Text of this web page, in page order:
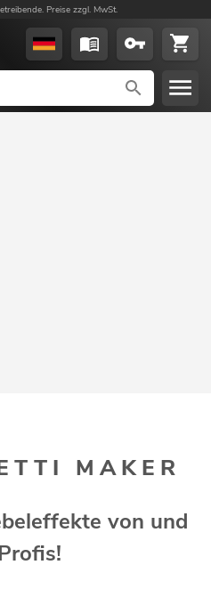
Preise zzgl. MwSt.
MAKER
von und